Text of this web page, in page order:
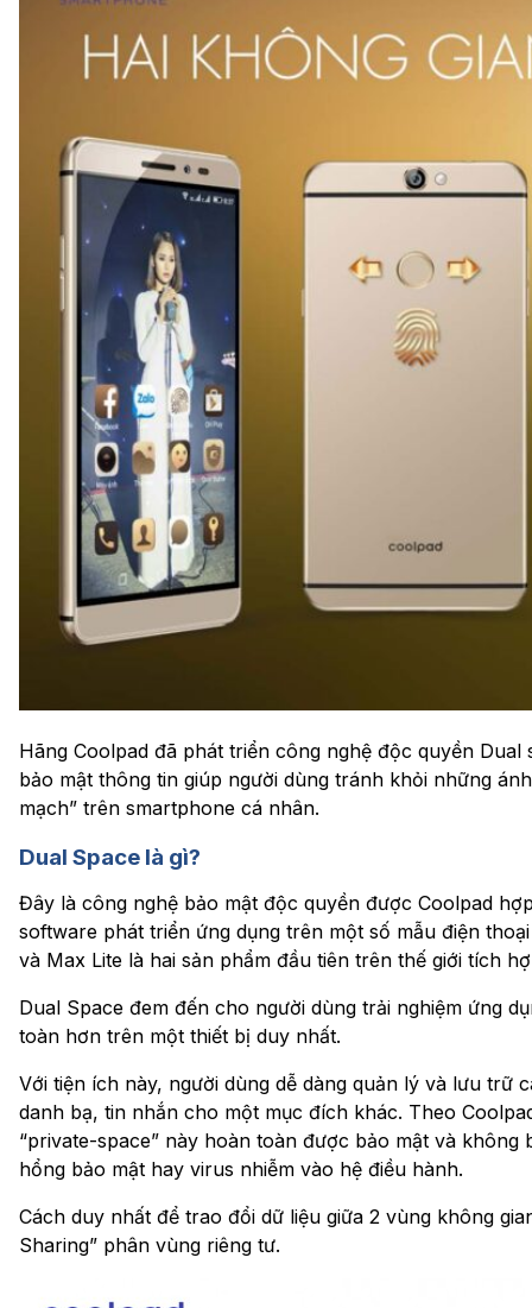
Hãng Coolpad đã phát triển công nghệ độc quyền Dual
bảo mật thông tin giúp người dùng tránh khỏi những
mạch” trên smartphone cá nhân.
Dual Space là gì?
Đây là công nghệ bảo mật độc quyền được Coolpad
software phát triển ứng dụng trên một số mẫu điện
và Max Lite là hai sản phẩm đầu tiên trên thế giới tích
Dual Space đem đến cho người dùng trải nghiệm ứng
toàn hơn trên một thiết bị duy nhất.
Với tiện ích này, người dùng dễ dàng quản lý và lưu trữ
danh bạ, tin nhắn cho một mục đích khác. Theo
“private-space” này hoàn toàn được bảo mật và
hổng bảo mật hay virus nhiễm vào hệ điều hành.
Cách duy nhất để trao đổi dữ liệu giữa 2 vùng không
Sharing” phân vùng riêng tư.